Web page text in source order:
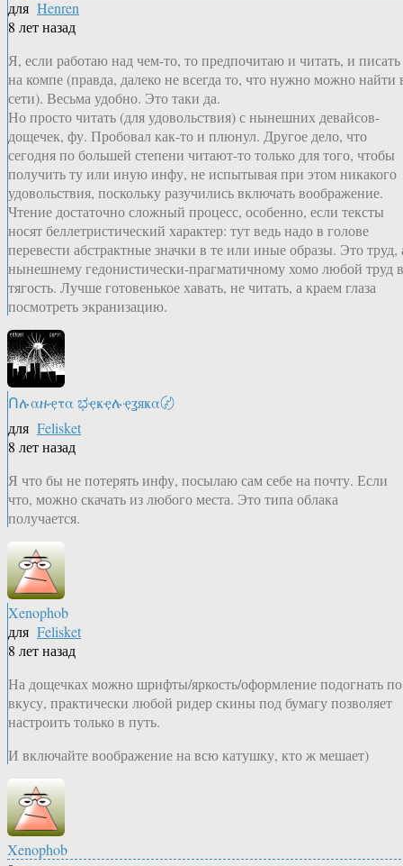
для Henren
8 лет назад
Я, если работаю над чем-то, то предпочитаю и читать, и писать
на компе (правда, далеко не всегда то, что нужно можно найти
сети). Весьма удобно. Это таки да.
Но просто читать (для удовольствия) с нынешних девайсов-
дощечек, фу. Пробовал как-то и плюнул. Другое дело, что
сегодня по большей степени читают-то только для того, чтобы
получить ту или иную инфу, не испытывая при этом никакого
удовольствия, поскольку разучились включать воображение.
Чтение достаточно сложный процесс, особенно, если тексты
носят беллетристический характер: тут ведь надо в голове
перевести абстрактные значки в те или иные образы. Это труд,
нынешнему гедонистически-прагматичному хомо любой труд в
тягость. Лучше готовенькое хавать, не читать, а краем глаза
посмотреть экранизацию.
Ոሉαዙҿτα ಭҿҝҿሉҿʓяҝα〄
для Felisket
8 лет назад
Я что бы не потерять инфу, посылаю сам себе на почту. Если
что, можно скачать из любого места. Это типа облака
получается.
Xenophob
для Felisket
8 лет назад
На дощечках можно шрифты/яркость/оформление подогнать по
вкусу, практически любой ридер скины под бумагу позволяет
настроить только в путь.
И включайте воображение на всю катушку, кто ж мешает)
Xenophob